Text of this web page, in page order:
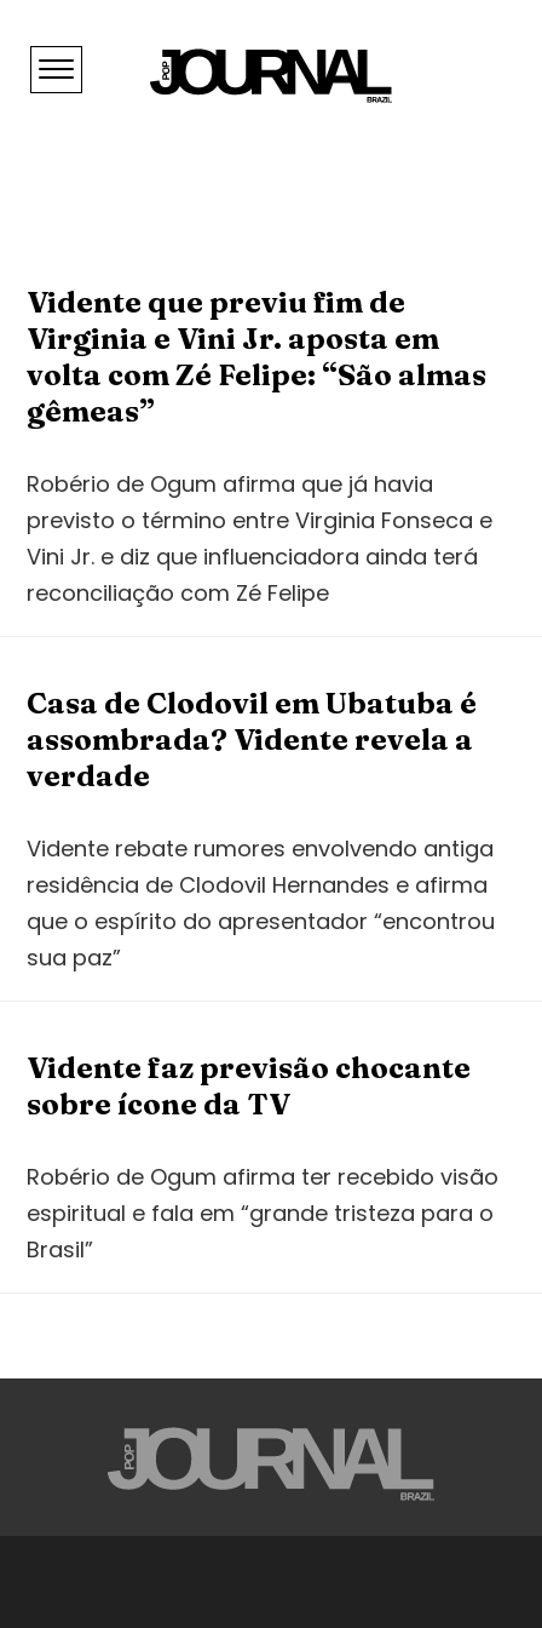
Vidente que previu fim de
Virginia e Vini Jr. aposta em
volta com Zé Felipe: “São almas
gêmeas”
Robério de Ogum afirma que já havia
previsto o término entre Virginia Fonseca e
Vini Jr. e diz que influenciadora ainda terá
reconciliação com Zé Felipe
Casa de Clodovil em Ubatuba é
assombrada? Vidente revela a
verdade
Vidente rebate rumores envolvendo antiga
residência de Clodovil Hernandes e afirma
que o espírito do apresentador “encontrou
sua paz”
Vidente faz previsão chocante
sobre ícone da TV
Robério de Ogum afirma ter recebido visão
espiritual e fala em “grande tristeza para o
Brasil”